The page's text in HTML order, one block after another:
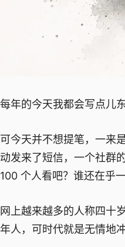
每年的今天我都会写点儿
可今天并不想提笔，一来
动发来了短信，一个社群
100 个人看吧？谁还在乎
网上越来越多的人称四十
年人，可时代就是无情地